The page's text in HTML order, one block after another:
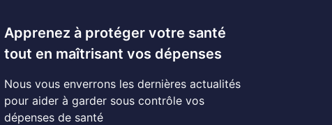
Apprenez à protéger votre santé
tout en maîtrisant vos dépenses
Nous vous enverrons les dernières actualités
pour aider à garder sous contrôle vos
dépenses de santé